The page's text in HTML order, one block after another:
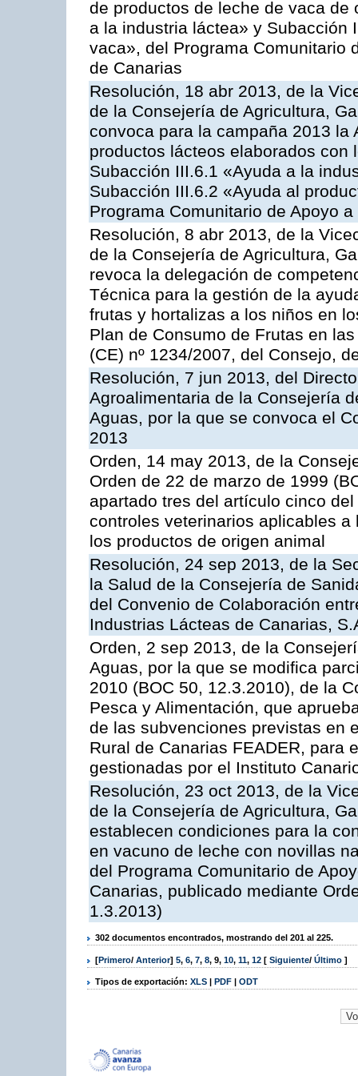
de productos de leche de vaca
a la industria láctea» y Subacción
vaca», del Programa Comunitario
de Canarias
Resolución, 18 abr 2013, de la
de la Consejería de Agricultura,
convoca para la campaña 2013
productos lácteos elaborados
Subacción III.6.1 «Ayuda a la
Subacción III.6.2 «Ayuda al
Programa Comunitario de Apoyo
Resolución, 8 abr 2013, de la
de la Consejería de Agricultura,
revoca la delegación de
Técnica para la gestión de la
frutas y hortalizas a los niños en
Plan de Consumo de Frutas en
(CE) nº 1234/2007, del Consejo,
Resolución, 7 jun 2013, del
Agroalimentaria de la Consejería
Aguas, por la que se convoca el
2013
Orden, 14 may 2013, de la
Orden de 22 de marzo de 1999
apartado tres del artículo cinco
controles veterinarios aplicables
los productos de origen animal
Resolución, 24 sep 2013, de la
la Salud de la Consejería de
del Convenio de Colaboración
Industrias Lácteas de Canarias,
Orden, 2 sep 2013, de la
Aguas, por la que se modifica
2010 (BOC 50, 12.3.2010), de la
Pesca y Alimentación, que
de las subvenciones previstas en
Rural de Canarias FEADER, para
gestionadas por el Instituto
Resolución, 23 oct 2013, de la
de la Consejería de Agricultura,
establecen condiciones para la
en vacuno de leche con novillas
del Programa Comunitario de
Canarias, publicado mediante
1.3.2013)
302 documentos encontrados, mostrando del 201 al 225.
[Primero/ Anterior] 5, 6, 7, 8, 9, 10, 11, 12 [ Siguiente/ Último ]
Tipos de exportación: XLS | PDF | ODT